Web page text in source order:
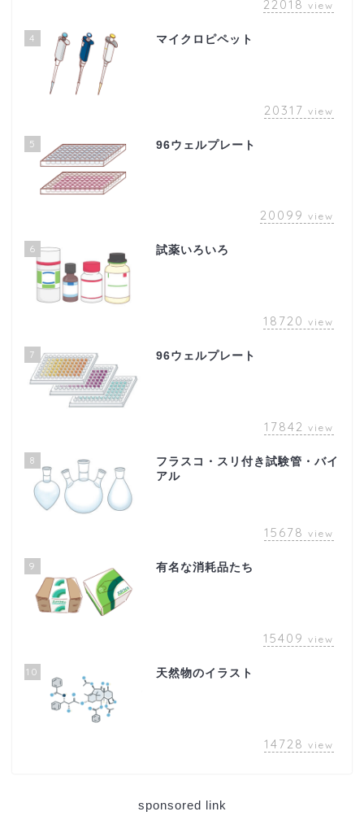
22018 view
4 マイクロピペット
20317 view
5 96ウェルプレート
20099 view
6 試薬いろいろ
18720 view
7 96ウェルプレート
17842 view
8
フラスコ・スリ付き試験管・バイ
アル
15678 view
9 有名な消耗品たち
15409 view
10 天然物のイラスト
14728 view
sponsored link